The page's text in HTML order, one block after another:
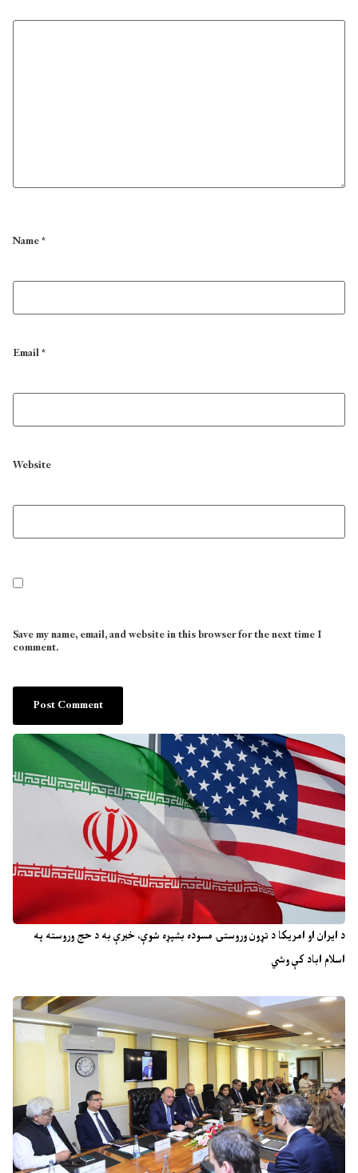
د ایران او امریکا د تړون وروستۍ مسوده بشپړه شوې، خبرې به د حج وروسته په
اسلام اباد کې وشي
Name*
Email*
Website
Save my name, email, and website in this browser for the next time I
comment.